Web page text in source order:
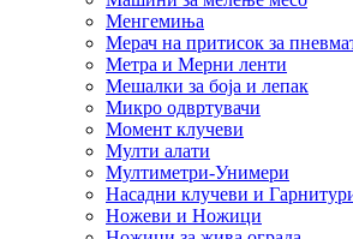
Менгемиња
Мерач на притисок за
Метра и Мерни ленти
Мешалки за боја и лепак
Микро одвртувачи
Момент клучеви
Мулти алати
Мултиметри-Унимери
Насадни клучеви и
Ножеви и Ножици